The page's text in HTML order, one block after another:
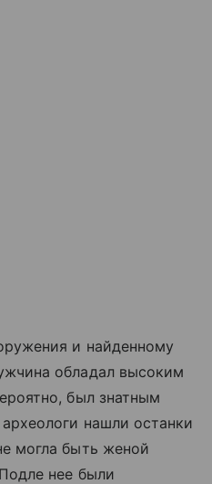
и найденному
обладал высоким
был знатным
нашли останки
могла быть женой
нее были